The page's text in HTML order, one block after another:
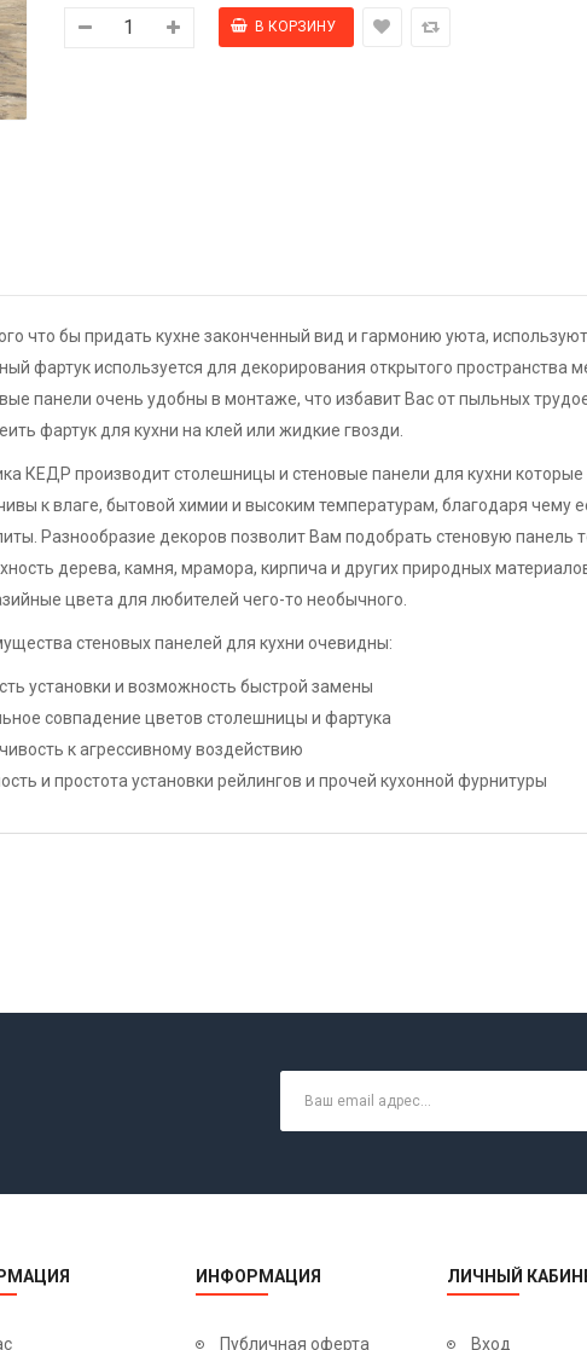
что бы придать кухне законченный вид и гармонию уюта,
фартук используется для декорирования открытого
панели очень удобны в монтаже, что избавит Вас от пыльных
фартук для кухни на клей или жидкие гвозди.
КЕДР производит столешницы и стеновые панели для кухни
к влаге, бытовой химии и высоким температурам, благодаря чему
Разнообразие декоров позволит Вам подобрать стеновую
дерева, камня, мрамора, кирпича и других природных
цвета для любителей чего-то необычного.
стеновых панелей для кухни очевидны:
установки и возможность быстрой замены
совпадение цветов столешницы и фартука
к агрессивному воздействию
и простота установки рейлингов и прочей кухонной фурнитуры
ИНФОРМАЦИЯ
Публичная оферта
ЛИЧНЫЙ
Вход